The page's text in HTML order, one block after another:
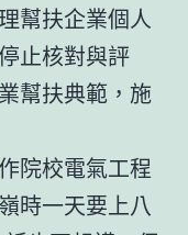
幫扶企業個人
止核對與評
幫扶典範，施
院校電氣工程
時一天要上八